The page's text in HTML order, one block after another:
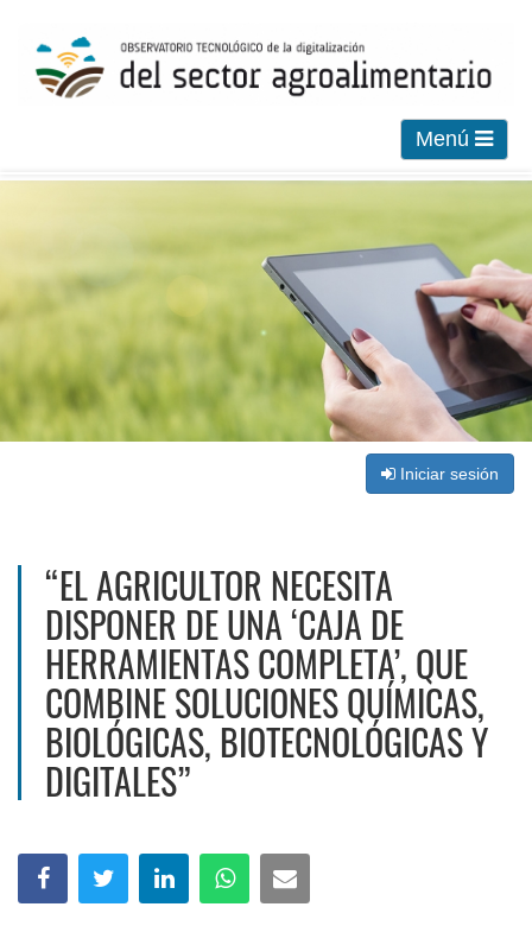
Menú
Iniciar sesión
“EL AGRICULTOR NECESITA
DISPONER DE UNA ‘CAJA DE
HERRAMIENTAS COMPLETA’, QUE
COMBINE SOLUCIONES QUÍMICAS,
BIOLÓGICAS, BIOTECNOLÓGICAS Y
DIGITALES”